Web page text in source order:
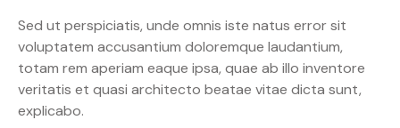
Sed ut perspiciatis, unde omnis iste natus error sit
voluptatem accusantium doloremque laudantium,
totam rem aperiam eaque ipsa, quae ab illo inventore
veritatis et quasi architecto beatae vitae dicta sunt,
explicabo.